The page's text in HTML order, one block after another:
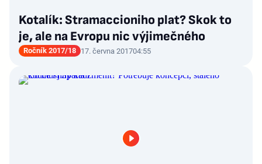
Kotalík: Stramaccioniho plat? Skok to
je, ale na Evropu nic výjimečného
Ročník 2017/18 17. června 201704:55